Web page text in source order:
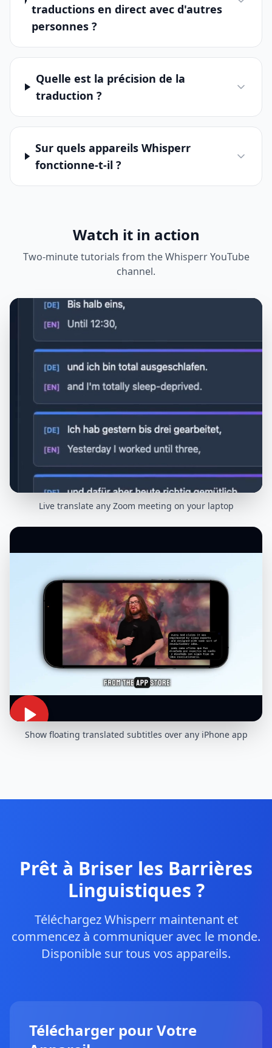
traductions en direct avec d'autres
personnes ?
Quelle est la précision de la
traduction ?
Sur quels appareils Whisperr
fonctionne-t-il ?
Watch it in action
Two-minute tutorials from the Whisperr YouTube
channel.
Live translate any Zoom meeting on your laptop
Show floating translated subtitles over any iPhone app
Prêt à Briser les Barrières
Linguistiques ?
Téléchargez Whisperr maintenant et
commencez à communiquer avec le monde.
Disponible sur tous vos appareils.
Télécharger pour Votre